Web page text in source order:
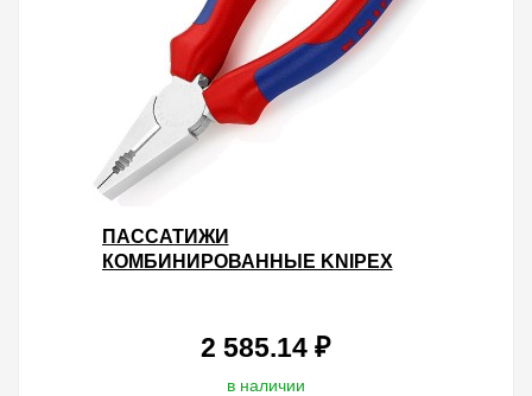
ПАССАТИЖИ
КОМБИНИРОВАННЫЕ KNIPEX
РУКОЯТКАМИ2 585.14 ₽
в наличии